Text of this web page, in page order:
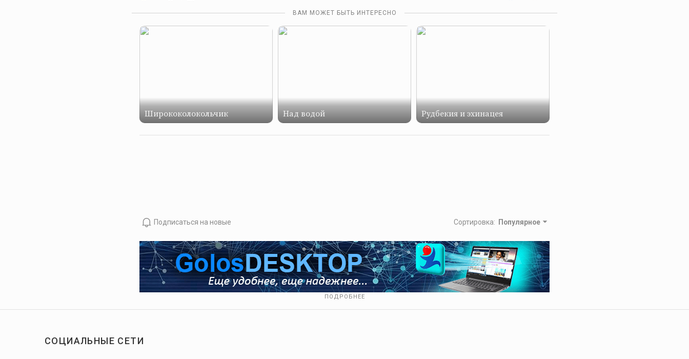
ВАМ МОЖЕТ БЫТЬ ИНТЕРЕСНО
Ширококолокольчик Над водой Рудбекия и эхинацея
Подписаться на новые Сортировка: Популярное
ПОДРОБНЕЕ
СОЦИАЛЬНЫЕ СЕТИ